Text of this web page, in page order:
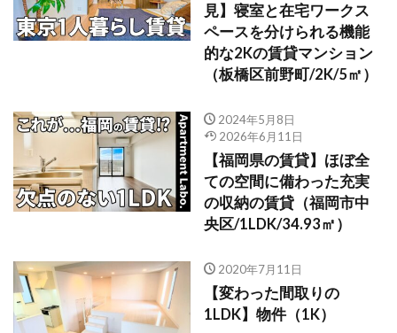
見】寝室と在宅ワークス
ペースを分けられる機能
的な2Kの賃貸マンション
（板橋区前野町/2K/5㎡）
2024年5月8日
2026年6月11日
【福岡県の賃貸】ほぼ全
ての空間に備わった充実
の収納の賃貸（福岡市中
央区/1LDK/34.93㎡）
2020年7月11日
【変わった間取りの
1LDK】物件（1K）